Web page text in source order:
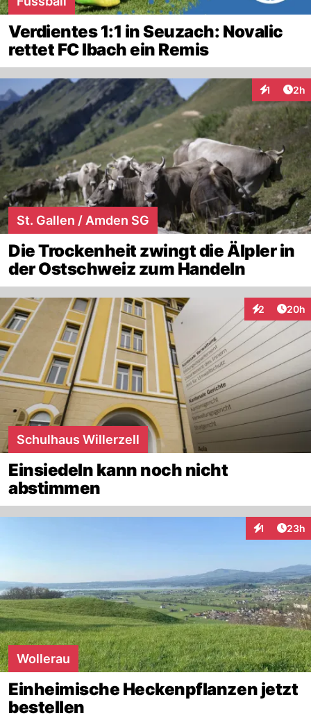
Verdientes 1:1 in Seuzach: Novalic
rettet FC Ibach ein Remis
1 2h
St. Gallen / Amden SG
Die Trockenheit zwingt die Älpler in
der Ostschweiz zum Handeln
2
Interaktionen
20h
Schulhaus Willerzell
Einsiedeln kann noch nicht
abstimmen
1
Interaktionen
23h
Wollerau
Einheimische Heckenpflanzen jetzt
bestellen